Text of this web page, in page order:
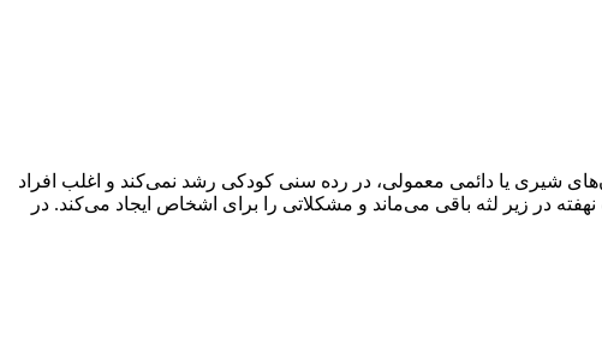
شیری یا دائمی معمولی، در رده سنی کودکی رشد نمی‌کند و اغلب افراد
در زیر لثه باقی می‌ماند و مشکلاتی را برای اشخاص ایجاد می‌کند. در